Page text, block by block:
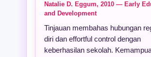
Natalie D. Eggum, 2010 — Early
and Development
Tinjauan membahas hubungan
diri dan effortful control dengan
keberhasilan sekolah.